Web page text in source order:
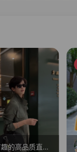
丝芙兰入驻大牌BABI！竟然打到这个价？？